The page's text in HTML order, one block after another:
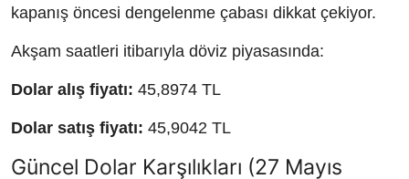
kapanış öncesi dengelenme çabası dikkat çekiyor.
Akşam saatleri itibarıyla döviz piyasasında:
Dolar alış fiyatı: 45,8974 TL
Dolar satış fiyatı: 45,9042 TL
Güncel Dolar Karşılıkları (27 Mayıs